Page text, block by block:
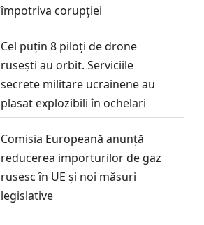
împotriva corupției
Cel puțin 8 piloți de drone
rusești au orbit. Serviciile
secrete militare ucrainene au
plasat explozibili în ochelari
Comisia Europeană anunță
reducerea importurilor de gaz
rusesc în UE și noi măsuri
legislative